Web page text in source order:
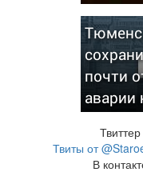
почти
аварии
Твиттер
Твиты от
В